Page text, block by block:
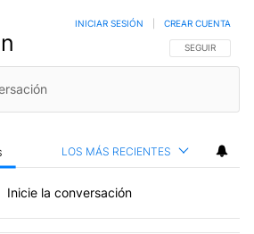
SIGA ESTA
SEGUIR
INICIAR SESIÓN CREAR CUENTA
LOS MÁS RECIENTES
Inicie la conversación